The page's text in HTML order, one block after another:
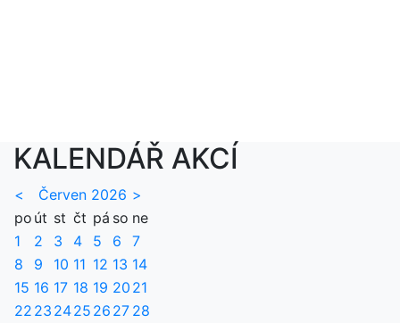
KALENDÁŘ AKCÍ
< Červen 2026 >
po út st čt pá so ne
1
2 3 4 5 6
7
8
9 10 11 12 13 14
15 16 17 18 19 20 21
22 23 2425 26 27 28